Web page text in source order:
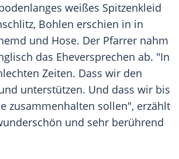
weißes Spitzenkleid
Bohlen erschien in in
und Hose. Der Pfarrer nahm
das Eheversprechen ab. "In
Zeiten. Dass wir den
unterstützen. Und dass wir bis
zusammenhalten sollen", erzählt
und sehr berührend